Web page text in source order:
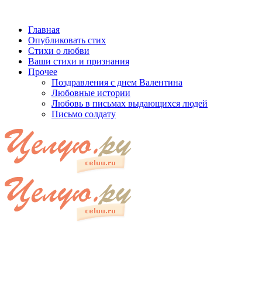
Главная
Опубликовать стих
Стихи о любви
Ваши стихи и признания
Прочее
Поздравления с днем Валентина
Любовные истории
Любовь в письмах выдающихся людей
Письмо солдату